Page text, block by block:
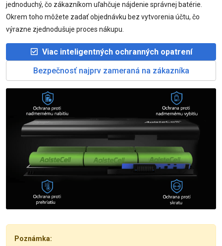
jednoduchý, čo zákazníkom uľahčuje nájdenie správnej batérie.
Okrem toho môžete zadať objednávku bez vytvorenia účtu, čo
výrazne zjednodušuje proces nákupu.
Viac inteligentných ochranných opatrení
Bezpečnosť najprv zameraná na zákazníka
Poznámka: